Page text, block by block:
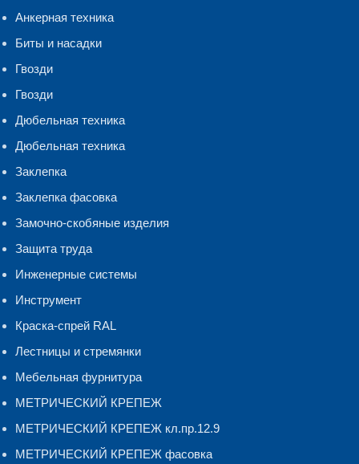
Анкерная техника
Биты и насадки
Гвозди
Гвозди
Дюбельная техника
Дюбельная техника
Заклепка
Заклепка фасовка
Замочно-скобяные изделия
Защита труда
Инженерные системы
Инструмент
Краска-спрей RAL
Лестницы и стремянки
Мебельная фурнитура
МЕТРИЧЕСКИЙ КРЕПЕЖ
МЕТРИЧЕСКИЙ КРЕПЕЖ кл.пр.12.9
МЕТРИЧЕСКИЙ КРЕПЕЖ фасовка